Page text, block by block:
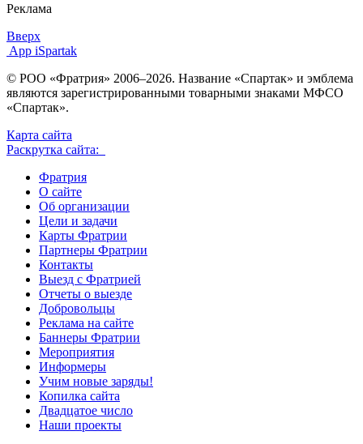
Реклама
Вверх
App iSpartak
© РОО «Фратрия» 2006–2026. Название «Спартак» и эмблема
являются зарегистрированными товарными знаками МФСО
«Спартак».
Карта сайта
Раскрутка сайта:
Фратрия
О сайте
Об организации
Цели и задачи
Карты Фратрии
Партнеры Фратрии
Контакты
Выезд с Фратрией
Отчеты о выезде
Добровольцы
Реклама на сайте
Баннеры Фратрии
Мероприятия
Информеры
Учим новые заряды!
Копилка сайта
Двадцатое число
Наши проекты